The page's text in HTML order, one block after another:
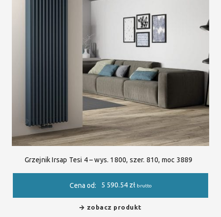
Grzejnik Irsap Tesi 4 – wys. 1800, szer. 810, moc 3889
Cena od: 5 590.54 zł brutto
zobacz produkt